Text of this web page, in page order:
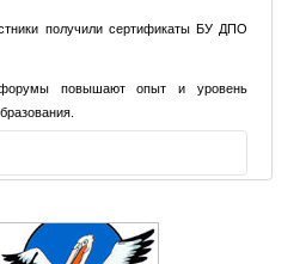
получили сертификаты БУ ДПО
повышают опыт и уровень